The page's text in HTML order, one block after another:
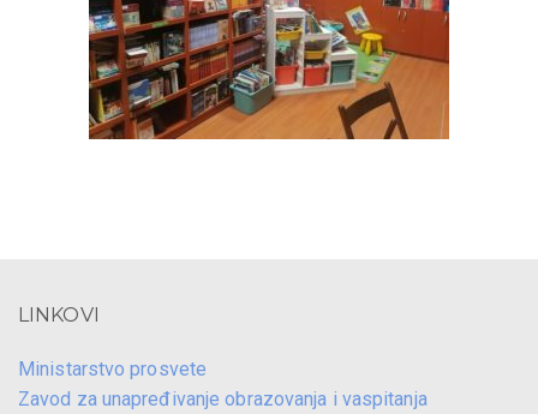
LINKOVI
Ministarstvo prosvete
Zavod za unapređivanje obrazovanja i vaspitanja